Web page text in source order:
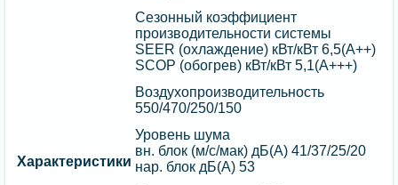
Характеристики
Сезонный коэффициент
производительности системы
SEER (охлаждение) кВт/кВт 6,5(А++)
SCOP (обогрев) кВт/кВт 5,1(А+++)
Воздухопроизводительность
550/470/250/150
Уровень шума
вн. блок (м/с/мак) дБ(А) 41/37/25/20
нар. блок дБ(А) 53